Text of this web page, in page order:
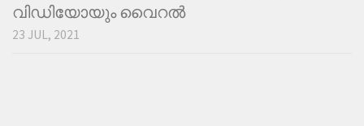
വിഡിയോയും വൈറല്‍
23 JUL, 2021